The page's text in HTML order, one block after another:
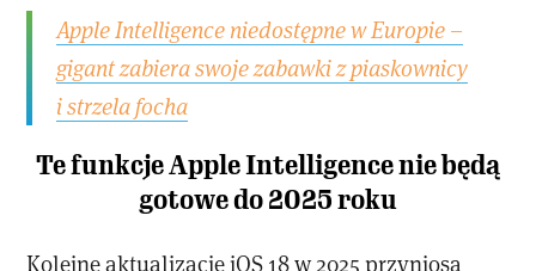
Apple Intelligence niedostępne w Europie –
gigant zabiera swoje zabawki z piaskownicy
i strzela focha
Te funkcje Apple Intelligence nie będą
gotowe do 2025 roku
Kolejne aktualizacje iOS 18 w 2025 przyniosą